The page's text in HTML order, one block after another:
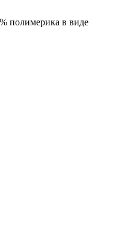
полимерика в виде